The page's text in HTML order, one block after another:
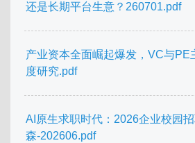
还是长期平台生意？260701.pdf
产业资本全面崛起爆发，VC与
度研究.pdf
AI原生求职时代：2026企业校园
森-202606.pdf